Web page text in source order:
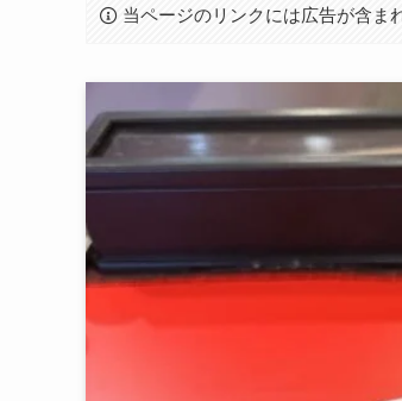
当ページのリンクには広告が含ま